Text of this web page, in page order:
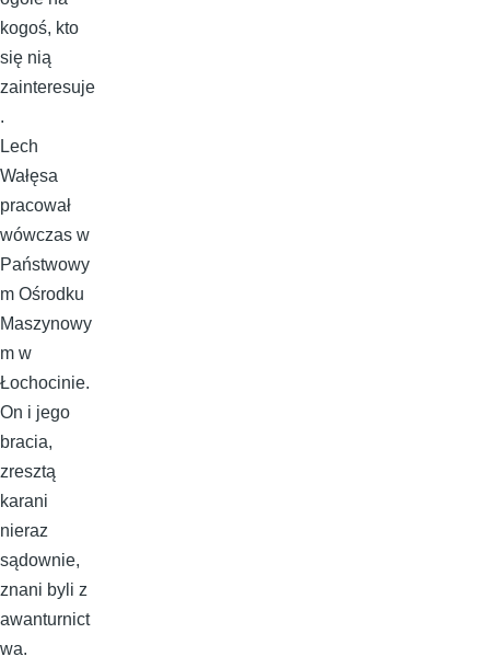
kogoś, kto
się nią
zainteresuje
.
Lech
Wałęsa
pracował
wówczas w
Państwowy
m Ośrodku
Maszynowy
m w
Łochocinie.
On i jego
bracia,
zresztą
karani
nieraz
sądownie,
znani byli z
awanturnict
wa.